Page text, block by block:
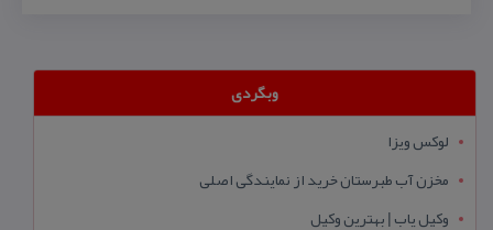
وبگردی
لوکس ویزا
مخزن آب طبرستان خرید از نمایندگی اصلی
وکیل یاب | بهترین وکیل